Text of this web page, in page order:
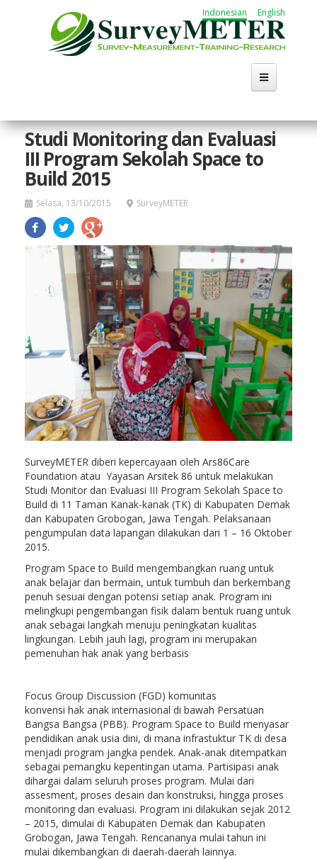
Indonesian English
Beranda
Tentang
Working Group
Karir
Cari
Studi Monitoring dan Evaluasi
III Program Sekolah Space to
Build 2015
Selasa, 13/10/2015 SurveyMETER
SurveyMETER diberi kepercayaan oleh Ars86Care
Foundation atau Yayasan Arsitek 86 untuk melakukan
Studi Monitor dan Evaluasi III Program Sekolah Space to
Build di 11 Taman Kanak-kanak (TK) di Kabupaten Demak
dan Kabupaten Grobogan, Jawa Tengah. Pelaksanaan
pengumpulan data lapangan dilakukan dari 1 – 16 Oktober
2015.
Program Space to Build mengembangkan ruang untuk
anak belajar dan bermain, untuk tumbuh dan berkembang
penuh sesuai dengan potensi setiap anak. Program ini
melingkupi pengembangan fisik dalam bentuk ruang untuk
anak sebagai langkah menuju peningkatan kualitas
lingkungan. Lebih jauh lagi, program ini merupakan
pemenuhan hak anak yang berbasis
Focus Group Discussion (FGD) komunitas
konvensi hak anak internasional di bawah Persatuan
Bangsa Bangsa (PBB). Program Space to Build menyasar
pendidikan anak usia dini, di mana infrastuktur TK di desa
menjadi program jangka pendek. Anak-anak ditempatkan
sebagai pemangku kepentingan utama. Partisipasi anak
dihargai dalam seluruh proses program. Mulai dari
assesment, proses desain dan konstruksi, hingga proses
monitoring dan evaluasi. Program ini dilakukan sejak 2012
– 2015, dimulai di Kabupaten Demak dan Kabupaten
Grobogan, Jawa Tengah. Rencananya mulai tahun ini
mulai dikembangkan di daerah-daerah lainnya.